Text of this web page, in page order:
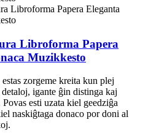
Libroforma Papera
Muzikkesto
zorgeme kreita kun plej
detaloj, igante ĝin distinga kaj
Povas esti uzata kiel geedziĝa
naskiĝtaga donaco por doni al